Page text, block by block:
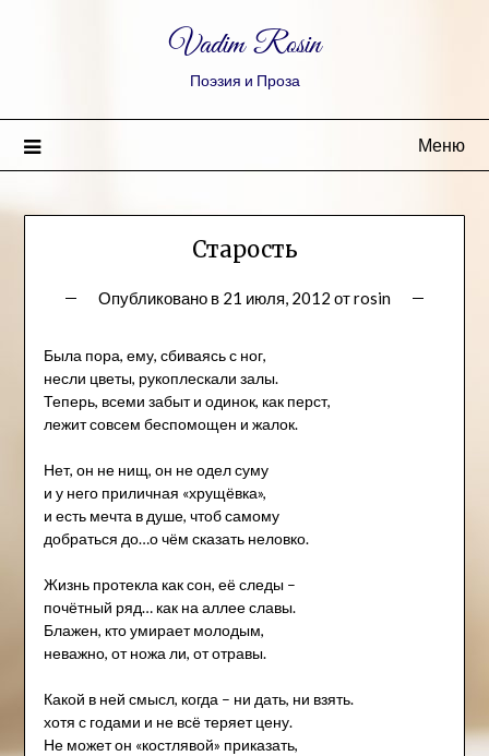
Vadim Rosin
Поэзия и Проза
Меню
Старость
Опубликовано в 21 июля, 2012 отrosin
Была пора, ему, сбиваясь с ног,
несли цветы, рукоплескали залы.
Теперь, всеми забыт и одинок, как перст,
лежит совсем беспомощен и жалок.
Нет, он не нищ, он не одел суму
и у него приличная «хрущёвка»,
и есть мечта в душе, чтоб самому
добраться до…о чём сказать неловко.
Жизнь протекла как сон, её следы –
почётный ряд… как на аллее славы.
Блажен, кто умирает молодым,
неважно, от ножа ли, от отравы.
Какой в ней смысл, когда – ни дать, ни взять.
хотя с годами и не всё теряет цену.
Не может он «костлявой» приказать,